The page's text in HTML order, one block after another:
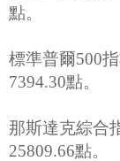
點。
標準普爾500
7394.30點。
那斯達克綜合
25809.66點。